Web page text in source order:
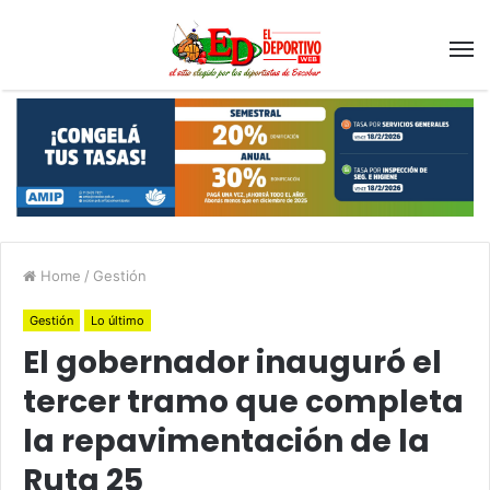
Home / Gestión
Gestión Lo último
El gobernador inauguró el
tercer tramo que completa
la repavimentación de la
Ruta 25